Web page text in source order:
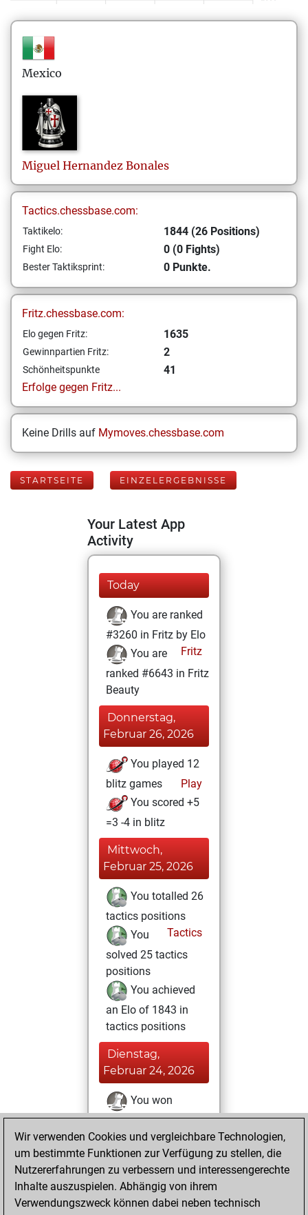
Mexico
Miguel Hernandez Bonales
Tactics.chessbase.com:
Taktikelo: 1844 (26 Positions)
Fight Elo: 0 (0 Fights)
Bester Taktiksprint: 0 Punkte.
Fritz.chessbase.com:
Elo gegen Fritz: 1635
Gewinnpartien Fritz: 2
Schönheitspunkte
41
Erfolge gegen Fritz...
Keine Drills auf Mymoves.chessbase.com
STARTSEITE EINZELERGEBNISSE
Your Latest App
Activity
Today
You are ranked
#3260 in Fritz by Elo
Fritz
You are
ranked #6643 in Fritz
Beauty
Donnerstag,
Februar 26, 2026
You played 12
blitz games
Play
You scored +5
=3 -4 in blitz
Mittwoch,
Februar 25, 2026
You totalled 26
tactics positions
Tactics
You
solved 25 tactics
positions
You achieved
an Elo of 1843 in
tactics positions
Dienstag,
Februar 24, 2026
You won
against Fritz
Fritz
You achieved a
BeautyScore of 41
You achieved a
new Elo of 1635
Wir verwenden Cookies und vergleichbare Technologien,
um bestimmte Funktionen zur Verfügung zu stellen, die
Nutzererfahrungen zu verbessern und interessengerechte
Inhalte auszuspielen. Abhängig von ihrem
Verwendungszweck können dabei neben technisch